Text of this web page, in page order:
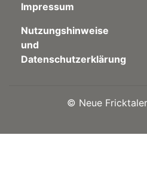
App
Impressum
Nutzungshinweise
und
Datenschutzerklärung
© Neue